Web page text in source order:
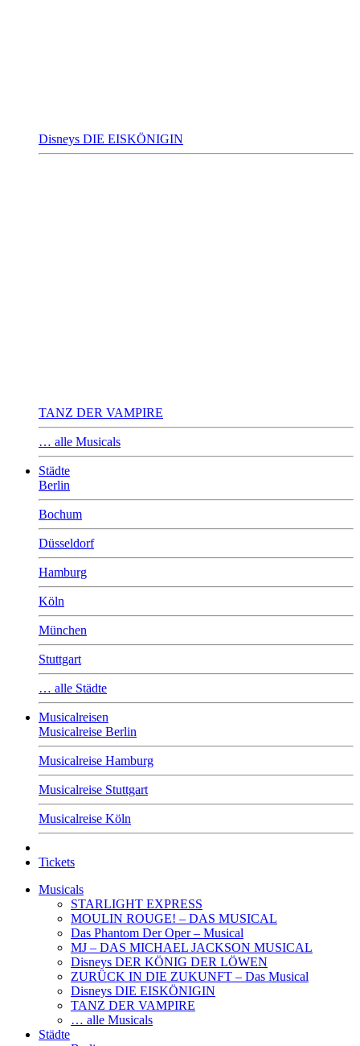
Disneys DIE EISKÖNIGIN
TANZ DER VAMPIRE
… alle Musicals
Städte
Berlin
Bochum
Düsseldorf
Hamburg
Köln
München
Stuttgart
… alle Städte
Musicalreisen
Musicalreise Berlin
Musicalreise Hamburg
Musicalreise Stuttgart
Musicalreise Köln
Tickets
Musicals
STARLIGHT EXPRESS
MOULIN ROUGE! – DAS MUSICAL
Das Phantom Der Oper – Musical
MJ – DAS MICHAEL JACKSON MUSICAL
Disneys DER KÖNIG DER LÖWEN
ZURÜCK IN DIE ZUKUNFT – Das Musical
Disneys DIE EISKÖNIGIN
TANZ DER VAMPIRE
… alle Musicals
Städte